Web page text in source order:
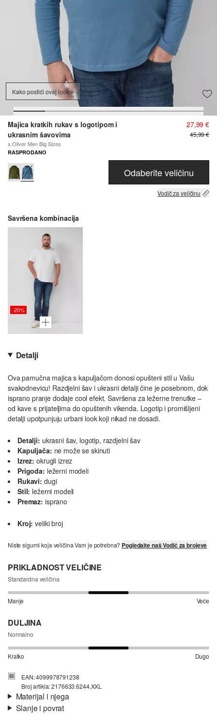
Kako postići ovaj look
Majica kratkih rukav s logotipom i
ukrasnim šavovima
s.Oliver Men Big Sizes
27,99 €
45,99 €
RASPRODANO
Odaberite veličinu
Vodič za veličinu
Savršena kombinacija
-20%
Detalji
Ova pamučna majica s kapuljačom donosi opušteni stil u Vašu
svakodnevicu! Razdjelni šav i ukrasni detalji čine je posebnom, dok
isprano pranje dodaje cool efekt. Savršena za ležerne trenutke –
od kave s prijateljima do opuštenih vikenda. Logotip i promišljeni
detalji upotpunjuju urbani look koji nikad ne dosadi.
Detalji: ukrasni šav, logotip, razdjelni šav
Kapuljača: ne može se skinuti
Izrez: okrugli izrez
Prigoda: ležerni modeli
Rukavi: dugi
Stil: ležerni modeli
Premaz: isprano
Kroj: veliki broj
Niste sigurni koja veličina Vam je potrebna? Pogledajte naš Vodič za brojeve
PRIKLADNOST VELIČINE
Standardna veličina
Manje Veće
DULJINA
Normalno
Kratko Dugo
EAN: 4099978791238
Broj artikla: 2176633.6244.XXL
Materijal i njega
Slanje i povrat